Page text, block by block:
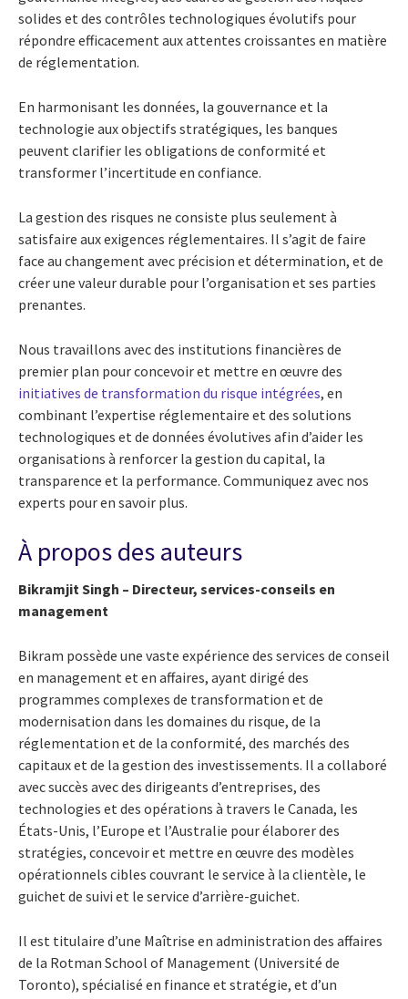
solides et des contrôles technologiques évolutifs pour
répondre efficacement aux attentes croissantes en matière
de réglementation.
En harmonisant les données, la gouvernance et la
technologie aux objectifs stratégiques, les banques
peuvent clarifier les obligations de conformité et
transformer l’incertitude en confiance.
La gestion des risques ne consiste plus seulement à
satisfaire aux exigences réglementaires. Il s’agit de faire
face au changement avec précision et détermination, et de
créer une valeur durable pour l’organisation et ses parties
prenantes.
Nous travaillons avec des institutions financières de
premier plan pour concevoir et mettre en œuvre des
initiatives de transformation du risque intégrées, en
combinant l’expertise réglementaire et des solutions
technologiques et de données évolutives afin d’aider les
organisations à renforcer la gestion du capital, la
transparence et la performance. Communiquez avec nos
experts pour en savoir plus.
À propos des auteurs
Bikramjit Singh – Directeur, services-conseils en
management
Bikram possède une vaste expérience des services de conseil
en management et en affaires, ayant dirigé des
programmes complexes de transformation et de
modernisation dans les domaines du risque, de la
réglementation et de la conformité, des marchés des
capitaux et de la gestion des investissements. Il a collaboré
avec succès avec des dirigeants d’entreprises, des
technologies et des opérations à travers le Canada, les
États-Unis, l’Europe et l’Australie pour élaborer des
stratégies, concevoir et mettre en œuvre des modèles
opérationnels cibles couvrant le service à la clientèle, le
guichet de suivi et le service d’arrière-guichet.
Il est titulaire d’une Maîtrise en administration des affaires
de la Rotman School of Management (Université de
Toronto), spécialisé en finance et stratégie, et d’un